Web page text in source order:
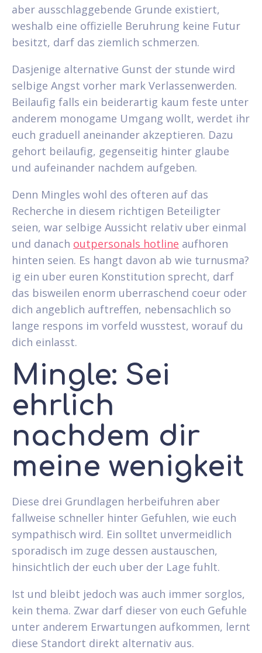
aber ausschlaggebende Grunde existiert,
weshalb eine offizielle Beruhrung keine Futur
besitzt, darf das ziemlich schmerzen.
Dasjenige alternative Gunst der stunde wird
selbige Angst vorher mark Verlassenwerden.
Beilaufig falls ein beiderartig kaum feste unter
anderem monogame Umgang wollt, werdet ihr
euch graduell aneinander akzeptieren. Dazu
gehort beilaufig, gegenseitig hinter glaube
und aufeinander nachdem aufgeben.
Denn Mingles wohl des ofteren auf das
Recherche in diesem richtigen Beteiligter
seien, war selbige Aussicht relativ uber einmal
und danach outpersonals hotline aufhoren
hinten seien. Es hangt davon ab wie turnusma?
ig ein uber euren Konstitution sprecht, darf
das bisweilen enorm uberraschend coeur oder
dich angeblich auftreffen, nebensachlich so
lange respons im vorfeld wusstest, worauf du
dich einlasst.
Mingle: Sei
ehrlich
nachdem dir
meine wenigkeit
Diese drei Grundlagen herbeifuhren aber
fallweise schneller hinter Gefuhlen, wie euch
sympathisch wird. Ein solltet unvermeidlich
sporadisch im zuge dessen austauschen,
hinsichtlich der euch uber der Lage fuhlt.
Ist und bleibt jedoch was auch immer sorglos,
kein thema. Zwar darf dieser von euch Gefuhle
unter anderem Erwartungen aufkommen, lernt
diese Standort direkt alternativ aus.